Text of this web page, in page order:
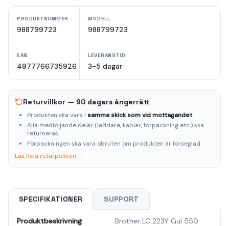
PRODUKTNUMMER
988799723
MODELL
988799723
EAN
4977766735926
LEVERANSTID
3-5 dagar
Returvillkor — 90 dagars ångerrätt
Produkten ska vara i samma skick som vid mottagandet
Alla medföljande delar (laddare, kablar, förpackning etc.) ska
returneras
Förpackningen ska vara obruten om produkten är förseglad
Läs hela returpolicyn →
SPECIFIKATIONER SUPPORT
Produktbeskrivning
Brother LC 223Y Gul 550